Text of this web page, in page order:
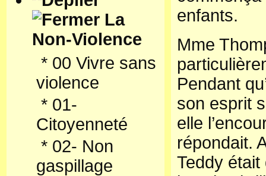
La
Non-Violence
* 00 Vivre sans
violence
* 01-
Citoyenneté
* 02- Non
gaspillage
enfants.
Mme
Pendant
son esprit
elle
répondait.
Teddy